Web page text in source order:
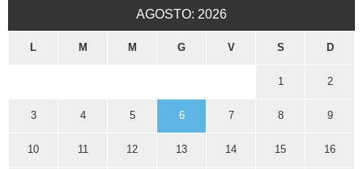
AGOSTO: 2026
L M M G V S D
1 2
3 4 5 6 7 8 9
10 11 12 13 14 15 16